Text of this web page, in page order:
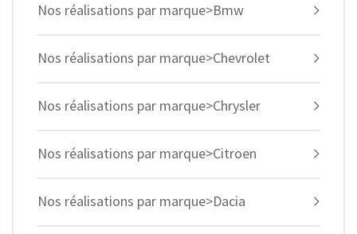
Nos réalisations par marque>Bmw
Nos réalisations par marque>Chevrolet
Nos réalisations par marque>Chrysler
Nos réalisations par marque>Citroen
Nos réalisations par marque>Dacia